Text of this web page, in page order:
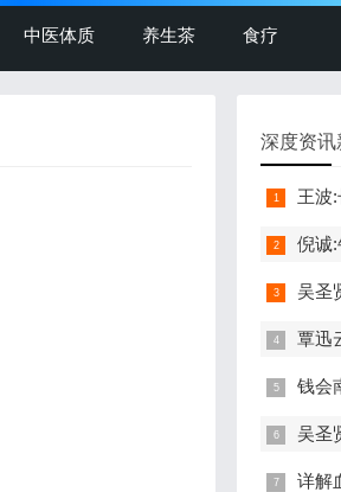
中医体质 养生茶 食疗
深度资讯
王波:长高
倪诚:牛肉
吴圣贤:茯
覃迅云:洗
钱会南:安
吴圣贤:茯
详解血瘀